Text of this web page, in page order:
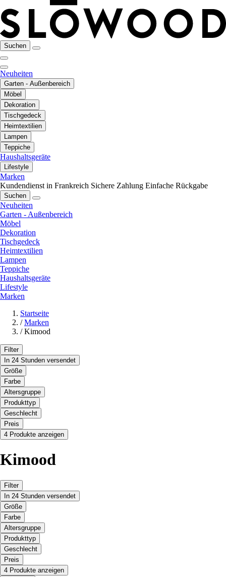
Suchen
Neuheiten
Garten - Außenbereich
Möbel
Dekoration
Tischgedeck
Heimtextilien
Lampen
Teppiche
Haushaltsgeräte
Lifestyle
Marken
Kundendienst in Frankreich Sichere Zahlung Einfache Rückgabe
Suchen
Neuheiten
Garten - Außenbereich
Möbel
Dekoration
Tischgedeck
Heimtextilien
Lampen
Teppiche
Haushaltsgeräte
Lifestyle
Marken
Startseite
/ Marken
/ Kimood
Filter
In 24 Stunden versendet
Größe
Farbe
Altersgruppe
Produkttyp
Geschlecht
Preis
4 Produkte anzeigen
Kimood
Filter
In 24 Stunden versendet
Größe
Farbe
Altersgruppe
Produkttyp
Geschlecht
Preis
4 Produkte anzeigen